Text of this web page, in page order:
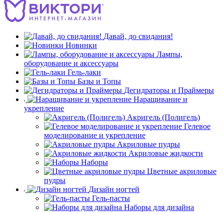
Давай, до свидания!
Новинки
Лампы,
оборудование и аксессуары
Гель-лаки
Базы и Топы
Дегидраторы и Праймеры
Наращивание и
укрепление
Акригель (Полигель)
Гелевое
моделирование и укрепление
Акриловые пудры
Акриловые жидкости
Наборы
Цветные акриловые
пудры
Дизайн ногтей
Гель-пасты
Наборы для дизайна